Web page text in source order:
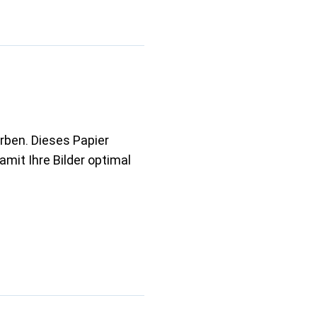
Dieses Papier
Ihre Bilder optimal